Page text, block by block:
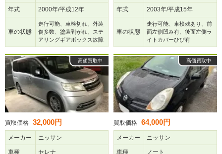
年式 2000年/平成12年
車の状態
走行可能、車検切れ、外装
傷多数、塗装剥がれ、ステ
アリングギアボックス故障
年式 2003年/平成15年
車の状態
走行可能、車検残あり、前
面左側凹み有、後面左側ラ
イトカバーひび有
高価買取中
買取価格 32,000円
メーカー ニッサン
車種 セレナ
高価買取中
買取価格 64,000円
メーカー ニッサン
車種 ノート